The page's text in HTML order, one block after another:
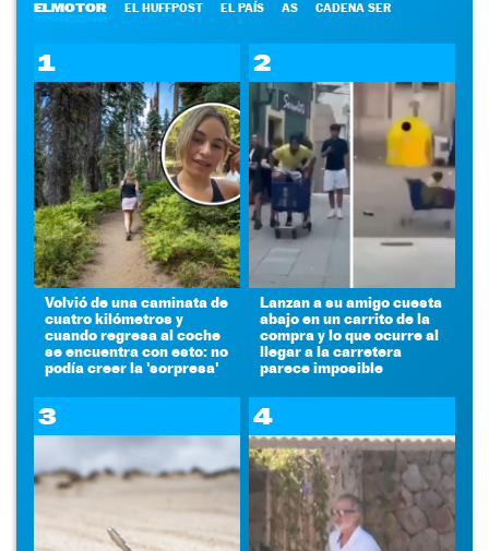
ELMOTOR EL HUFFPOST EL PAÍS AS CADENA SER
1
Volvió de una caminata de
cuatro kilómetros y
cuando regresa al coche
se encuentra con esto: no
podía creer la 'sorpresa'
2
Lanzan a su amigo cuesta
abajo en un carrito de la
compra y lo que ocurre al
llegar a la carretera
parece imposible
3 4